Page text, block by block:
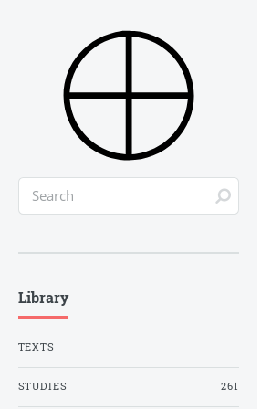
Library
TEXTS
STUDIES 261